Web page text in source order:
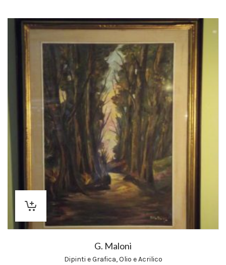
G. Maloni
Dipinti e Grafica,Olio e Acrilico